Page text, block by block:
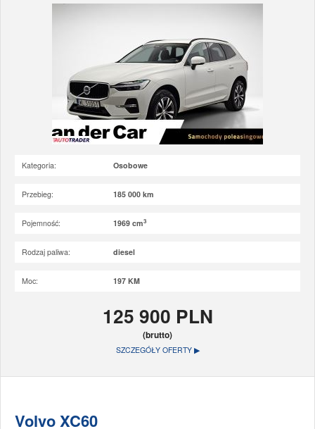
Kategoria: Osobowe
Przebieg: 185 000 km
Pojemność: 1969 cm3
Rodzaj paliwa: diesel
Moc: 197 KM
125 900 PLN
(brutto)
SZCZEGÓŁY OFERTY ▶
Volvo XC60